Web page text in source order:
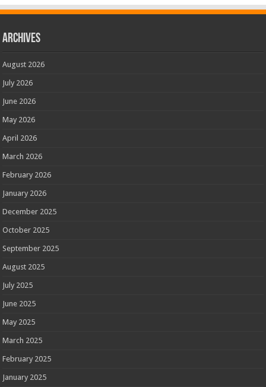
Archives
August 2026
July 2026
June 2026
May 2026
April 2026
March 2026
February 2026
January 2026
December 2025
October 2025
September 2025
August 2025
July 2025
June 2025
May 2025
March 2025
February 2025
January 2025